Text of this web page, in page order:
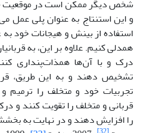
شخص دیگر ممکن است در موقعیت
و این استنتاج به عنوان پلی عمل
استفاده از بینش و هیجانات خود
همدلی کنیم. علاوه بر این، به
درک و با آن‌ها همذات‌پنداری
تشخیص دهند و به این طریق،
تجربیات خود و متخلف را
قربانی و متخلف را تقویت کنند
را افزایش دهند و در نهایت به